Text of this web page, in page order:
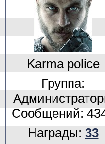
Karma police
Группа:
Сообщений:
Награды:33